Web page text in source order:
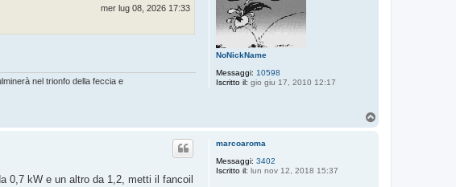
NoNickName
Messaggi: 10598
Iscritto il: gio giu 17, 2010 12:17
mer lug 08, 2026 17:33
nel trionfo della feccia e
marcoaroma
Messaggi: 3402
Iscritto il: lun nov 12, 2018 15:37
0,7 kW e un altro da 1,2, metti il fancoil